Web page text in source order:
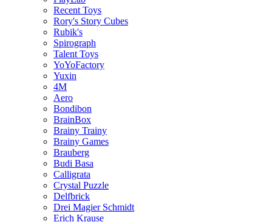
Recent Toys
Rory's Story Cubes
Rubik's
Spirograph
Talent Toys
YoYoFactory
Yuxin
4M
Aero
Bondibon
BrainBox
Brainy Trainy
Brainy Games
Brauberg
Budi Basa
Calligrata
Crystal Puzzle
Delfbrick
Drei Magier Schmidt
Erich Krause